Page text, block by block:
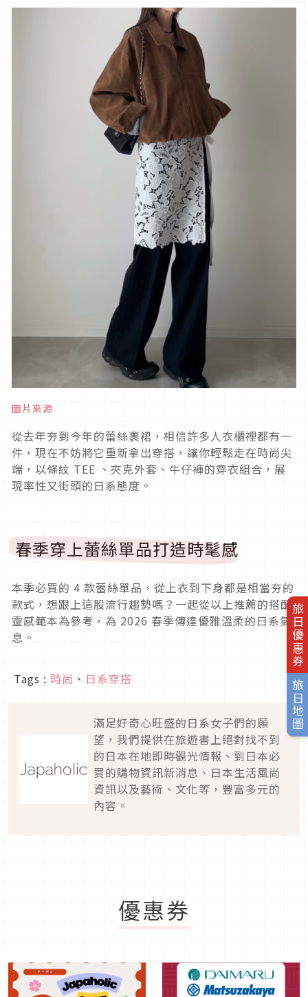
旅日優惠券
旅日地圖
圖片來源
從去年夯到今年的蕾絲裹裙，相信許多人衣櫃裡都有一
件，現在不妨將它重新拿出穿搭，讓你輕鬆走在時尚尖
端，以條紋 TEE 、夾克外套、牛仔褲的穿衣組合，展
現率性又街頭的日系態度。
春季穿上蕾絲單品打造時髦感
本季必買的 4 款蕾絲單品，從上衣到下身都是相當夯的
款式，想跟上這股流行趨勢嗎？一起從以上推薦的搭配
靈感範本為參考，為 2026 春季傳達優雅溫柔的日系氣
息。
Tags : 時尚 、 日系穿搭
滿足好奇心旺盛的日系女子們的願
望，我們提供在旅遊書上絕對找不到
的日本在地即時觀光情報、到日本必
買的購物資訊新消息、日本生活風尚
資訊以及藝術、文化等，豐富多元的
內容。
優惠券